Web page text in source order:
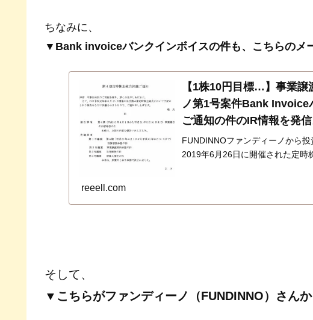
ちなみに、
▼Bank invoiceバンクインボイスの件も、こちらのメ
【1株10円目標…】事業
ノ第1号案件Bank Invoice
ご通知の件のIR情報を発信
FUNDINNOファンディーノから
2019年6月26日に開催された定時
が承認可決されたということと
reeell.com
そして、
▼こちらがファンディーノ（FUNDINNO）さんか